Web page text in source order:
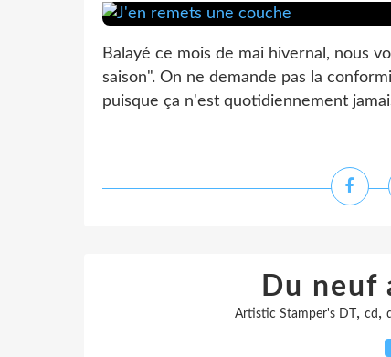
Balayé ce mois de mai hivernal, nous
saison". On ne demande pas la
puisque ça n'est quotidiennement
Du neuf
Artistic Stamper's DT , cd ,